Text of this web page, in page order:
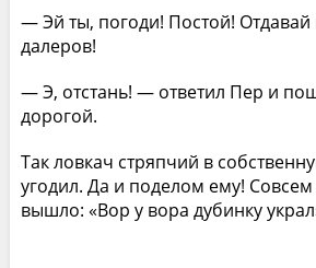
— Эй ты, погоди! Постой! Отдавай
далеров!
— Э, отстань! — ответил Пер и
дорогой.
Так ловкач стряпчий в
угодил. Да и поделом ему!
вышло: «Вор у вора дубинку